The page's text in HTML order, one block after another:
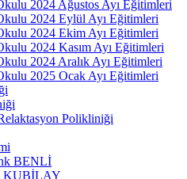
2024 Ağustos Ayı Eğitimleri
2024 Eylül Ayı Eğitimleri
2024 Ekim Ayı Eğitimleri
2024 Kasım Ayı Eğitimleri
2024 Aralık Ayı Eğitimleri
2025 Ocak Ayı Eğitimleri
Polikliniği
BENLİ
KUBİLAY